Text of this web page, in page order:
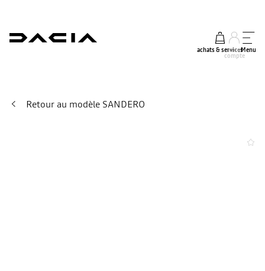
achats & services
mon
compte
Menu
Retour au modèle SANDERO